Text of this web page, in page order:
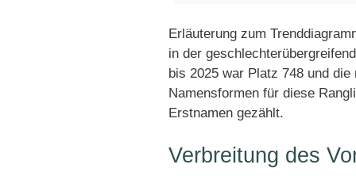
Erläuterung zum
in der
bis 2025 war Platz 748 und
Namensformen für diese
Erstnamen gezählt.
Verbreitung des